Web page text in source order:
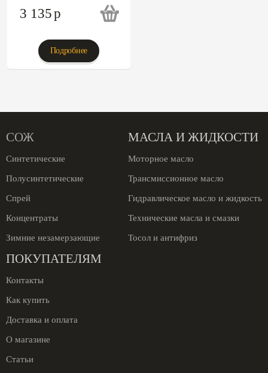
3 135p
Подробнее
СОЖ
Синтетические
Полусинтетические
Спрей
Концентраты
Зимние незамерзающие
МАСЛА И ЖИДКОСТИ
Моторное масло
Трансмиссионное масло
Гидравлическое масло и жидкость
Технические масла и смазки
Тосол и антифриз
ПОКУПАТЕЛЯМ
Контакты
Как купить
Доставка и оплата
О магазине
Статьи